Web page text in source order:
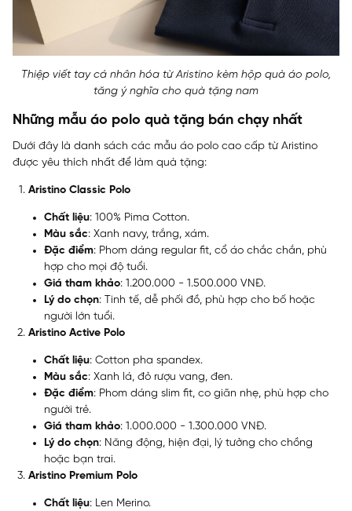
Thiệp viết tay cá nhân hóa từ Aristino kèm hộp quà áo polo,
tăng ý nghĩa cho quà tặng nam
Những mẫu áo polo quà tặng bán chạy nhất
Dưới đây là danh sách các mẫu áo polo cao cấp từ Aristino
được yêu thích nhất để làm quà tặng:
Aristino Classic Polo
Chất liệu: 100% Pima Cotton.
Màu sắc: Xanh navy, trắng, xám.
Đặc điểm: Phom dáng regular fit, cổ áo chắc chắn, phù
hợp cho mọi độ tuổi.
Giá tham khảo: 1.200.000 - 1.500.000 VNĐ.
Lý do chọn: Tinh tế, dễ phối đồ, phù hợp cho bố hoặc
người lớn tuổi.
Aristino Active Polo
Chất liệu: Cotton pha spandex.
Màu sắc: Xanh lá, đỏ rượu vang, đen.
Đặc điểm: Phom dáng slim fit, co giãn nhẹ, phù hợp cho
người trẻ.
Giá tham khảo: 1.000.000 - 1.300.000 VNĐ.
Lý do chọn: Năng động, hiện đại, lý tưởng cho chồng
hoặc bạn trai.
Aristino Premium Polo
Chất liệu: Len Merino.